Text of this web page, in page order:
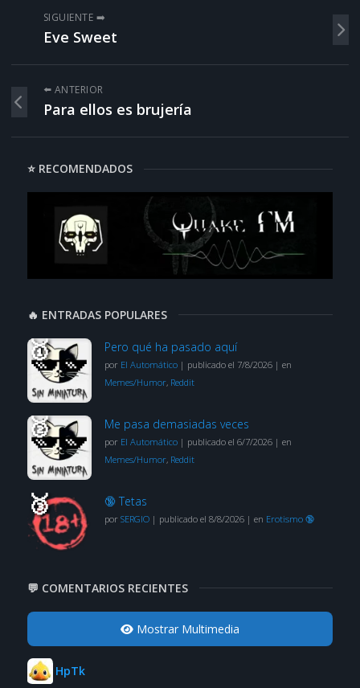
SIGUIENTE ➡️
Eve Sweet
⬅️ ANTERIOR
Para ellos es brujería
⭐ RECOMENDADOS
🔥 ENTRADAS POPULARES
Pero qué ha pasado aquí
por El Automático| publicado el 7/8/2026| en
Memes/Humor, Reddit
Me pasa demasiadas veces
por El Automático| publicado el 6/7/2026| en
Memes/Humor, Reddit
🔞 Tetas
por SERGIO| publicado el 8/8/2026| en Erotismo 🔞
💬 COMENTARIOS RECIENTES
Mostrar Multimedia
HpTk